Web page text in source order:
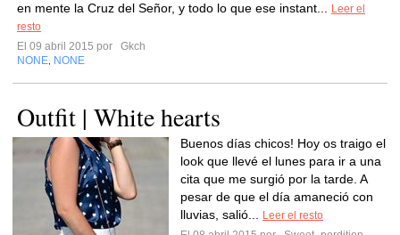
en mente la Cruz del Señor, y todo lo que ese instant...
Leer el
resto
El 09 abril 2015 por
Gkch
NONE NONE
Outfit | White hearts
Buenos días chicos! Hoy os traigo el
look que llevé el lunes para ir a una
cita que me surgió por la tarde. A
pesar de que el día amaneció con
lluvias, salió...
Leer el resto